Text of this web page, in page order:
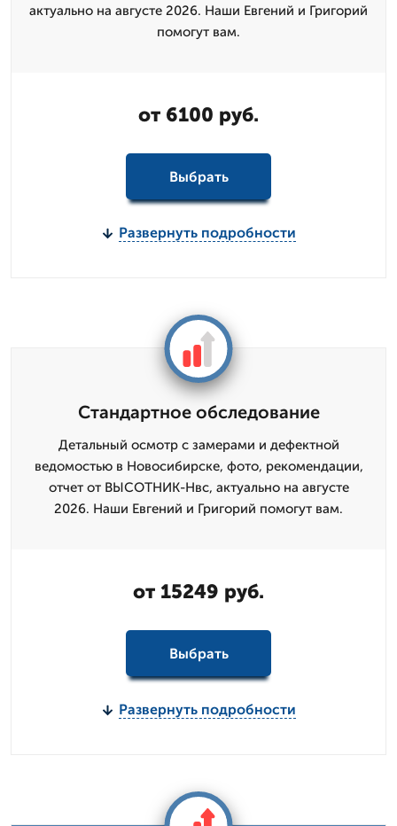
актуально на августе 2026. Наши Евгений и Григорий
помогут вам.
от 6100 руб.
Выбрать
Развернуть подробности
Стандартное обследование
Детальный осмотр с замерами и дефектной
ведомостью в Новосибирске, фото, рекомендации,
отчет от ВЫСОТНИК-Нвс, актуально на августе
2026. Наши Евгений и Григорий помогут вам.
от 15249 руб.
Выбрать
Развернуть подробности